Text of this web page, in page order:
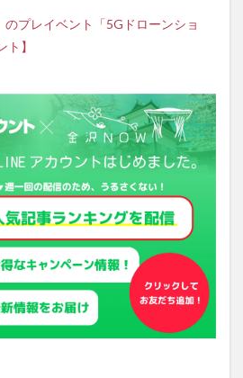
のプレイベント「5Gドローンショ
】